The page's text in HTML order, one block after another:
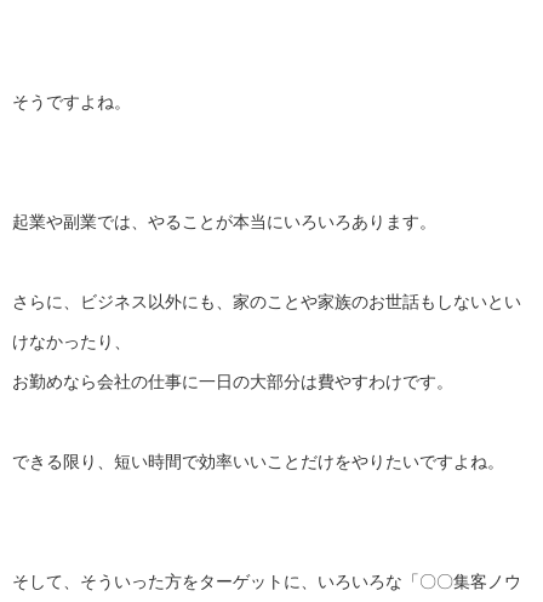
そうですよね。
起業や副業では、やることが本当にいろいろあります。
さらに、ビジネス以外にも、 家のことや家族のお世話もしないとい
けなかったり、
お勤めなら会社の仕事に一日の大部分は費やすわけです。
できる限り、短い時間で効率いいことだけをやりたいですよね。
そして、そういった方をターゲットに、いろいろな「〇〇集客ノウ